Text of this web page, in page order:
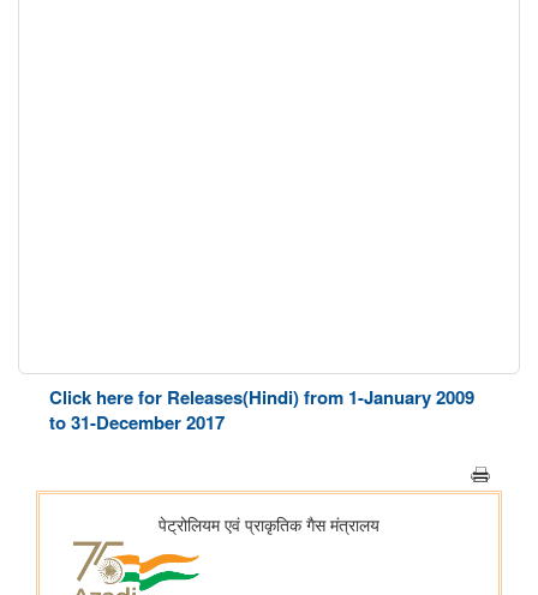
Click here for Releases(Hindi) from 1-January 2009
to 31-December 2017